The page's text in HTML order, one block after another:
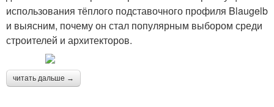
использования тёплого подставочного профиля Blaugelb
и выясним, почему он стал популярным выбором среди
строителей и архитекторов.
читать дальше →